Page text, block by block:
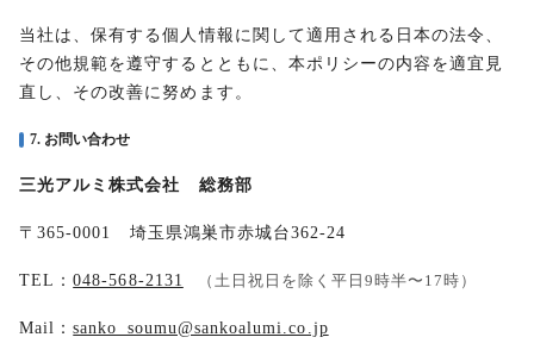
当社は、保有する個人情報に関して適用される日本の法令、
その他規範を遵守するとともに、本ポリシーの内容を適宜見
直し、その改善に努めます。
7. お問い合わせ
三光アルミ株式会社 総務部
〒365-0001 埼玉県鴻巣市赤城台362-24
TEL：048-568-2131 （土日祝日を除く平日9時半〜17時）
Mail：sanko_soumu@sankoalumi.co.jp